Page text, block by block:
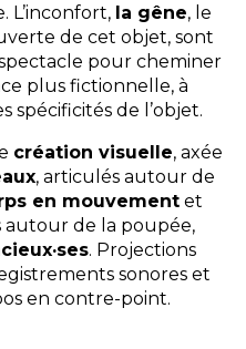
L’inconfort, la gêne, le
de cet objet, sont
pour cheminer
plus fictionnelle, à
spécificités de l’objet.
création visuelle, axée
, articulés autour de
en mouvementet
autour de la poupée,
. Projections
sonores et
en contre-point.